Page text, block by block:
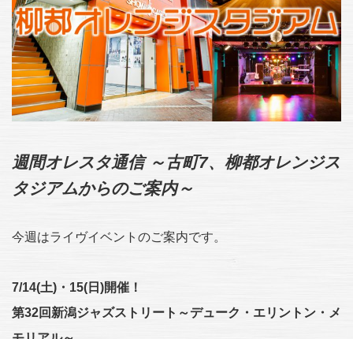
週間オレスタ通信 ～古町7、柳都オレンジス
タジアムからのご案内～
今週はライヴイベントのご案内です。
7/14(土)・15(日)開催！
第32回新潟ジャズストリート～デューク・エリントン・メ